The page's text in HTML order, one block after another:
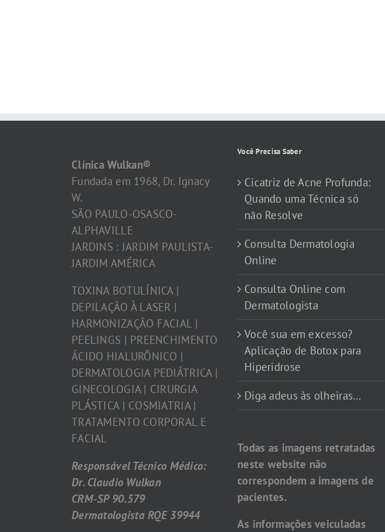
Clínica Wulkan®
Fundada em 1968, Dr. Ignacy
W.
SÃO PAULO-OSASCO-
ALPHAVILLE
JARDINS : JARDIM PAULISTA-
JARDIM AMÉRICA
TOXINA BOTULÍNICA |
DEPILAÇÃO À LASER |
HARMONIZAÇÃO FACIAL |
PEELINGS | PREENCHIMENTO
ÁCIDO HIALURÔNICO |
DERMATOLOGIA PEDIÁTRICA |
GINECOLOGIA | CIRURGIA
PLÁSTICA | COSMIATRIA |
TRATAMENTO CORPORAL E
FACIAL
Responsável Técnico Médico:
Dr. Claudio Wulkan
CRM-SP 90.579
Dermatologista RQE 39944
Você Precisa Saber
Cicatriz de Acne Profunda:
Quando uma Técnica só
não Resolve
Consulta Dermatologia
Online
Consulta Online com
Dermatologista
Você sua em excesso?
Aplicação de Botox para
Hiperidrose
Diga adeus às olheiras…
Todas as imagens retratadas
neste website não
correspondem a imagens de
pacientes.
As informações veiculadas